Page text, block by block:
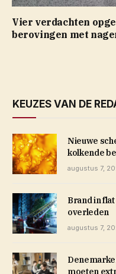
Vier verdachten
berovingen met
KEUZES VAN DE
Nieuwe
kolkende
augustus 7,
Brand in
overleden
augustus 7,
moeten